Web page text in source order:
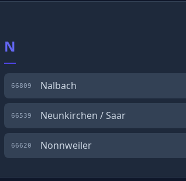
N
66809 Nalbach
66539 Neunkirchen / Saar
66620 Nonnweiler